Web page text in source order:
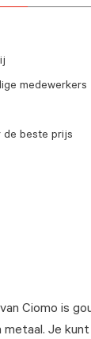
Ciomo is
Je kunt
medewerkers
de beste prijs